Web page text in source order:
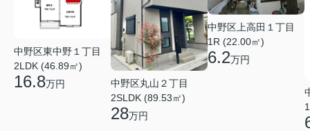
中野区東中野１丁目
2LDK (46.89㎡)
16.8万円
中野区丸山２丁目
2SLDK (89.53㎡)
28万円
中野区上高田１丁目
1R (22.00㎡)
6.2万円